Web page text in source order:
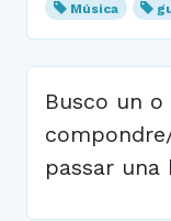
Música
Busco un
passar una